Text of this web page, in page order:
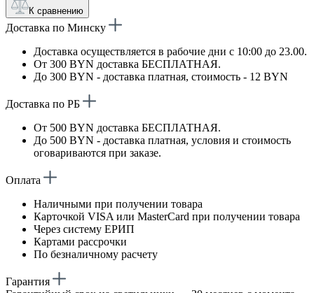
К сравнению
Доставка по Минску
Доставка осуществляется в рабочие дни с 10:00 до 23.00.
От 300 BYN доставка БЕСПЛАТНАЯ.
До 300 BYN - доставка платная, стоимость - 12 BYN
Доставка по РБ
От 500 BYN доставка БЕСПЛАТНАЯ.
До 500 BYN - доставка платная, условия и стоимость
оговариваются при заказе.
Оплата
Наличными при получении товара
Карточкой VISA или MasterCard при получении товара
Через систему ЕРИП
Картами рассрочки
По безналичному расчету
Гарантия